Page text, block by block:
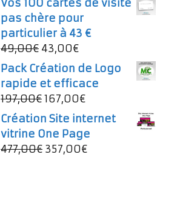
initial
était :
997,00€.
est :
Vos 100 cartes de visite
pas chère pour
particulier à 43 €
49,00€ Le
prix
initial
était :
49,00€.
43,00€Le
prix
actuel
est :
Pack Création de Logo
rapide et efficace
197,00€Le
prix
initial
était :
197,00€.
167,00€Le
prix
actuel
est :
Création Site internet
vitrine One Page
477,00€ Le
357,00€Le